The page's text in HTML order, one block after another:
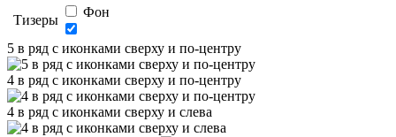
Тизеры
Фон
5 в ряд с иконками сверху и по-центру
4 в ряд с иконками сверху и по-центру
4 в ряд с иконками сверху и слева